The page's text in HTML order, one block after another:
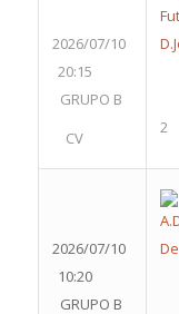
2026/07/10
20:15
GRUPO B
CV
2
2026/07/10
10:20
GRUPO B